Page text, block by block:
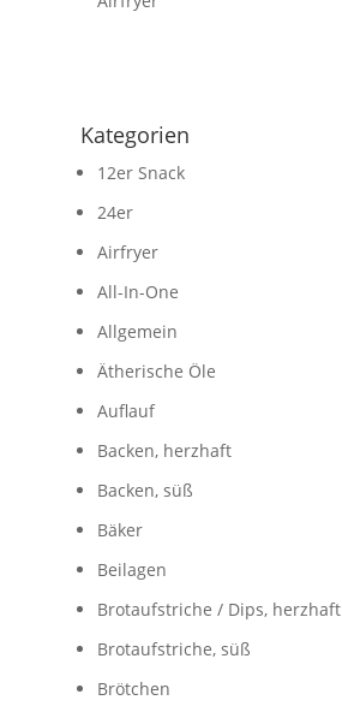
Kategorien
12er Snack
24er
Airfryer
All-In-One
Allgemein
Ätherische Öle
Auflauf
Backen, herzhaft
Backen, süß
Bäker
Beilagen
Brotaufstriche / Dips, herzhaft
Brotaufstriche, süß
Brötchen